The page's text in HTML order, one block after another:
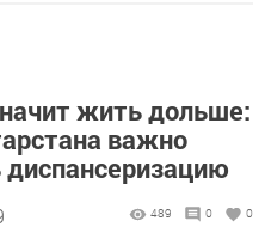
жить дольше:
важно
диспансеризацию
489 0 0